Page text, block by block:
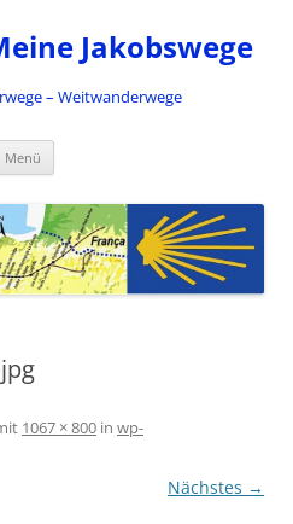
Jakobswege
– Weitwanderwege
Menü
1067 × 800 in wp-
Nächstes →